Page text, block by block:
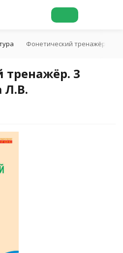
Фонетический тренажёр. 3
3
Л.В.